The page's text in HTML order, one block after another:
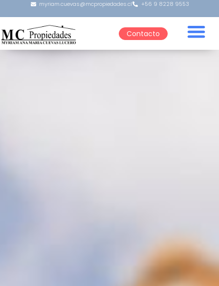
myriam.cuevas@mcpropiedades.cl +56 9 8228 9553
Contacto